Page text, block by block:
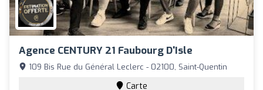
Agence CENTURY 21 Faubourg D'Isle
109 Bis Rue du Général Leclerc - 02100, Saint-Quentin
Carte